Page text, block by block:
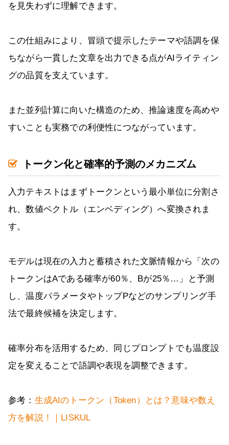
を見失わずに理解できます。
この仕組みにより、冒頭で提示したテーマや語調を保
ちながら一貫した文章を出力できる点がAIライティン
グの品質を支えています。
また並列計算に向いた構造のため、推論速度を高めや
すいことも実務での利便性につながっています。
トークン化と確率的予測のメカニズム
入力テキストはまずトークンという最小単位に分割さ
れ、数値ベクトル（エンベディング）へ変換されま
す。
モデルは現在の入力と蓄積された文脈情報から「次の
トークンはAである確率が60％、Bが25％…」と予測
し、温度パラメータやトップPなどのサンプリング手
法で最終候補を決定します。
確率分布を活用するため、同じプロンプトでも温度設
定を変えることで語調や表現を調整できます。
参考： 生成AIのトークン（Token）とは？意味や数え
方を解説！｜LISKUL